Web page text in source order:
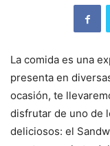
La comida es una
presenta en
ocasión, te
disfrutar de uno de
deliciosos: el